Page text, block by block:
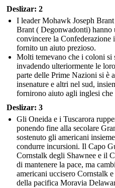
Deslizar: 2
I leader Mohawk Joseph
Brant ( Degonwadonti) hanno
convincere la Confederazione
fornito un aiuto prezioso.
Molti temevano che i coloni si
invadendo ulteriormente le
parte delle Prime Nazioni si è
insenature e altri nel sud,
fornirono aiuto agli inglesi
Deslizar: 3
Gli Oneida e i Tuscarora
ponendo fine alla secolare
sostenuto gli americani
condurre incursioni. Il Capo
Cornstalk degli Shawnee e il
di mantenere la pace, ma
americani uccisero Cornstalk
della pacifica Moravia